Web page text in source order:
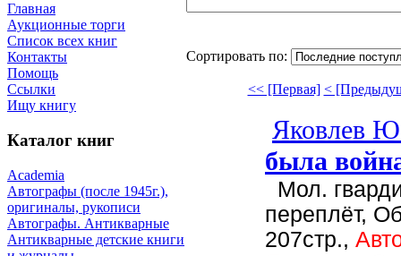
Главная
Аукционные торги
Список всех книг
Контакты
Помощь
Ссылки
Ищу книгу
Каталог книг
Academia
Автографы (после 1945г.),
оригиналы, рукописи
Автографы. Антикварные
Антикварные детские книги
Сортировать по:
<< [Первая] <
Яковлев
была
Мол.
переплёт,
207стр.,